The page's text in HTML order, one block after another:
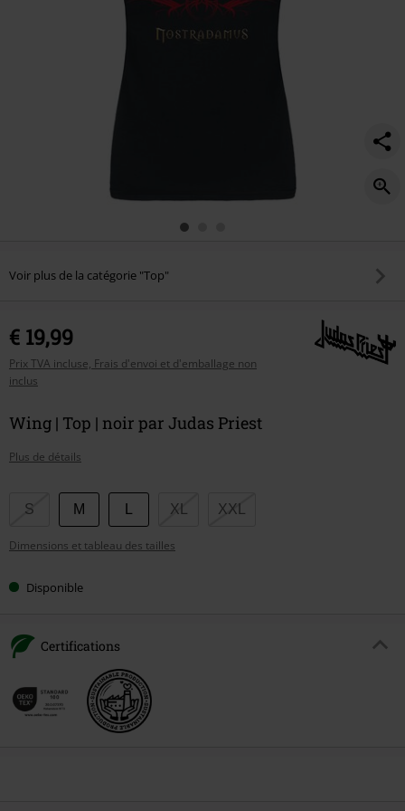
Voir plus de la catégorie "Top"
€ 19,99
Prix TVA incluse, Frais d'envoi et d'emballage non
inclus
Wing | Top | noir par Judas Priest
Plus de détails
Choisissez
taille
S M XL XXL
Dimensions et tableau des tailles
Disponible
Certifications